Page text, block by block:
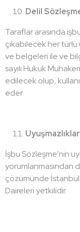
Delil
Taraflar arasında
çıkabilecek her türlü
ve belgeleri ile ve
sayılı Hukuk
edilecek olup,
eder.
İşbu Sözleşme’nin
yorumlanmasından
çözümünde
Daireleri yetkilidir.